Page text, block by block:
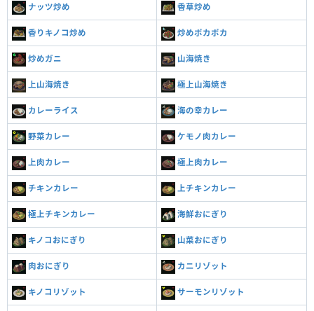
ナッツ炒め 香草炒め
香りキノコ炒め 炒めポカポカ
炒めガニ 山海焼き
上山海焼き 極上山海焼き
カレーライス 海の幸カレー
野菜カレー ケモノ肉カレー
上肉カレー 極上肉カレー
チキンカレー 上チキンカレー
極上チキンカレー 海鮮おにぎり
キノコおにぎり 山菜おにぎり
肉おにぎり カニリゾット
キノコリゾット サーモンリゾット